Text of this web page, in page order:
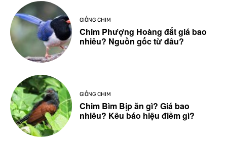
GIỐNG CHIM
Chim Phượng Hoàng đất giá bao
nhiêu? Nguồn gốc từ đâu?
GIỐNG CHIM
Chim Bìm Bịp ăn gì? Giá bao
nhiêu? Kêu báo hiệu điềm gì?